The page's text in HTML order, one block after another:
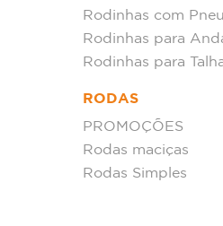
Rodinhas com Pneu
Rodinhas para
Rodinhas para
RODAS
PROMOÇÕES
Rodas maciças
Rodas Simples